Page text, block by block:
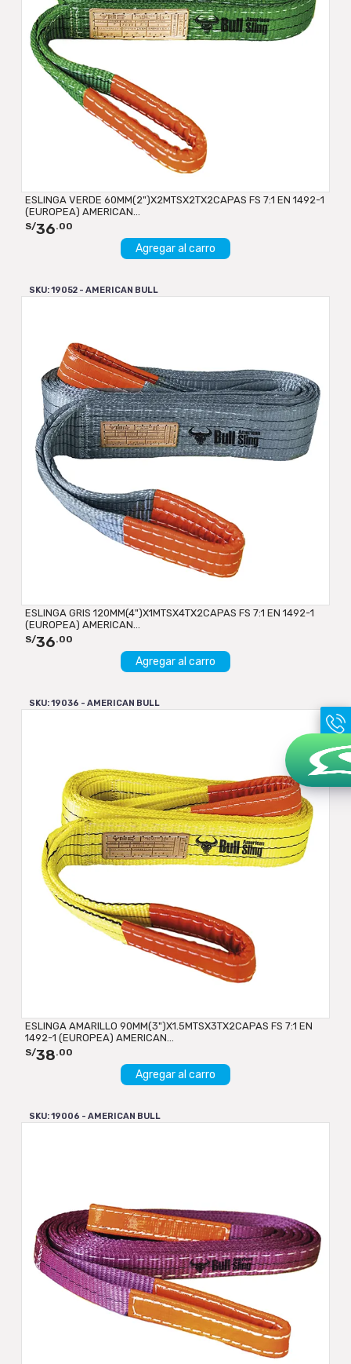
ESLINGA VERDE 60MM(2")X2MTSX2TX2CAPAS FS 7:1 EN 1492-1
(EUROPEA) AMERICAN...
S/36.00
Agregar al carro
SKU: 19052 - AMERICAN BULL
ESLINGA GRIS 120MM(4")X1MTSX4TX2CAPAS FS 7:1 EN 1492-1
(EUROPEA) AMERICAN...
S/36.00
Agregar al carro
SKU: 19036 - AMERICAN BULL
ESLINGA AMARILLO 90MM(3")X1.5MTSX3TX2CAPAS FS 7:1 EN
1492-1 (EUROPEA) AMERICAN...
S/38.00
Agregar al carro
SKU: 19006 - AMERICAN BULL